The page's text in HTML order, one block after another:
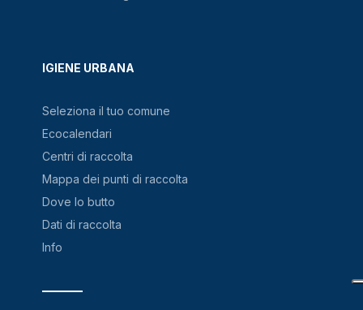
IGIENE URBANA
Seleziona il tuo comune
Ecocalendari
Centri di raccolta
Mappa dei punti di raccolta
Dove lo butto
Dati di raccolta
Info